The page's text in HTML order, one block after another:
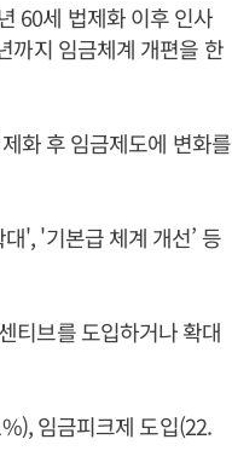
60세 법제화 이후 인사
까지 임금체계 개편을 한
화 후 임금제도에 변화를
', '기본급 체계 개선’ 등
티브를 도입하거나 확대
임금피크제 도입(22.